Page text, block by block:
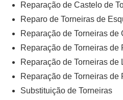
Reparação de Castelo de
Reparo de Torneiras de
Reparação de Torneiras de
Reparação de Torneiras de
Reparação de Torneiras de
Reparação de Torneiras de
Substituição de Torneiras